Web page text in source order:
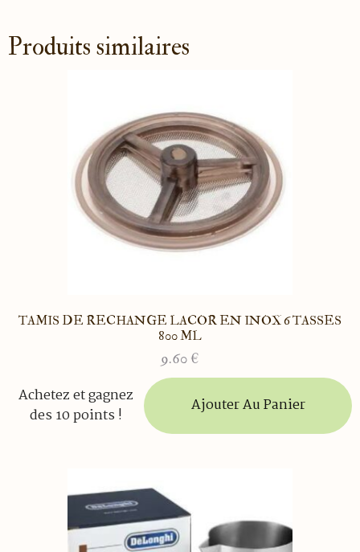
Produits similaires
TAMIS DE RECHANGE LACOR EN INOX 6 TASSES
800 ML
9.60 €
Achetez et gagnez
des 10 points !
Ajouter Au Panier